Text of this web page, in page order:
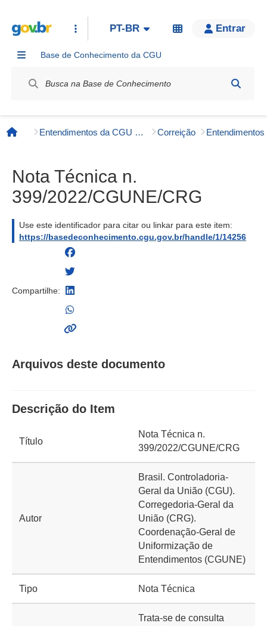
PT-BR Entrar
Base de Conhecimento da CGU
Página inicial
Entendimentos da CGU e órgãos externos Correição
Nota Técnica n.
399/2022/CGUNE/CRG
Use este identificador para citar ou linkar para este item:
https://basedeconhecimento.cgu.gov.br/handle/1/14256
Compartilhe:
Arquivos deste documento
Descrição do Item
Título
Nota Técnica n.
399/2022/CGUNE/CRG
Autor
Brasil. Controladoria-
Geral da União (CGU).
Corregedoria-Geral da
União (CRG).
Coordenação-Geral de
Uniformização de
Entendimentos (CGUNE)
Tipo Nota Técnica
Trata-se de consulta